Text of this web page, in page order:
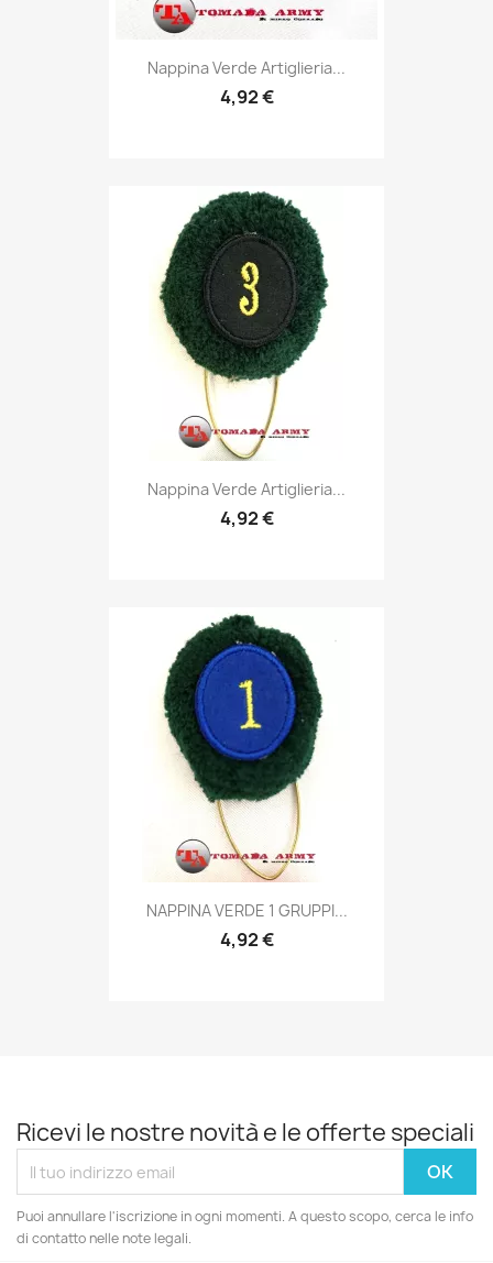
Anteprima
Nappina Verde Artiglieria...
4,92 €
Anteprima
Nappina Verde Artiglieria...
4,92 €
Anteprima
NAPPINA VERDE 1 GRUPPI...
4,92 €
Ricevi le nostre novità e le offerte speciali
Puoi annullare l'iscrizione in ogni momenti. A questo scopo, cerca le info
di contatto nelle note legali.